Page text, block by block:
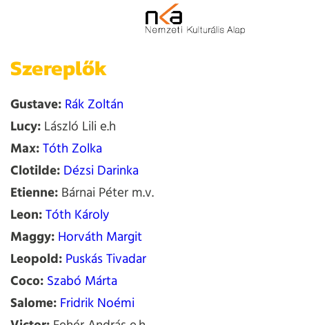
Szereplők
Gustave:Rák Zoltán
Lucy:László Lili e.h
Max:Tóth Zolka
Clotilde:Dézsi Darinka
Etienne:Bárnai Péter m.v.
Leon:Tóth Károly
Maggy:Horváth Margit
Leopold:Puskás Tivadar
Coco:Szabó Márta
Salome:Fridrik Noémi